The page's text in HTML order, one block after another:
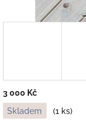
3 000 Kč
Měrná
cena:
Skladem (1 ks)